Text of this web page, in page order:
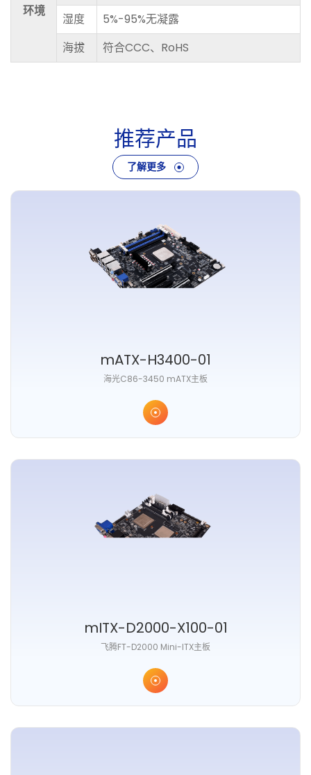
环境
湿度
5%-95%无凝露
海拔
符合CCC、RoHS
推荐产品
了解更多
mATX-H3400-01
海光C86-3450 mATX主板
mITX-D2000-X100-01
⻜腾FT-D2000 Mini-ITX主板